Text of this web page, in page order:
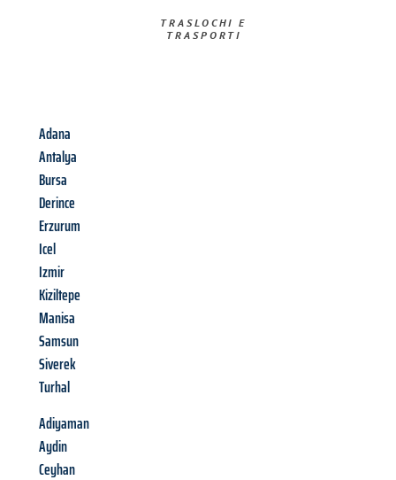
TRASLOCHI E
TRASPORTI​
Adana
Antalya
Bursa
Derince
Erzurum
Icel
Izmir
Kiziltepe
Manisa
Samsun
Siverek
Turhal
Adiyaman
Aydin
Ceyhan